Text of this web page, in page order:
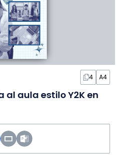
4 A4
al aula estilo Y2K en